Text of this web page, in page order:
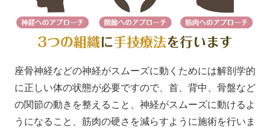
座骨神経などの神経がスムーズに動くためには解剖学的
に正しい体の状態が必要ですので、首、背中、骨盤など
の関節の動きを整えること、神経がスムーズに動けるよ
うになること、筋肉の硬さを減らすように施術を行いま